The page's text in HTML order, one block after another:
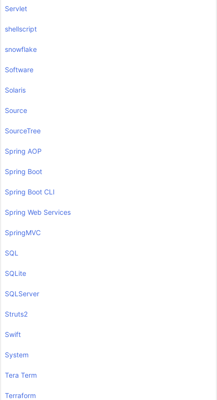
Servlet
shellscript
snowflake
Software
Solaris
Source
SourceTree
Spring AOP
Spring Boot
Spring Boot CLI
Spring Web Services
SpringMVC
SQL
SQLite
SQLServer
Struts2
Swift
System
Tera Term
Terraform